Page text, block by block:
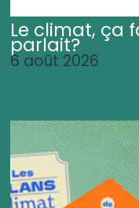
Le climat, ça
parlait?
6 août 2026